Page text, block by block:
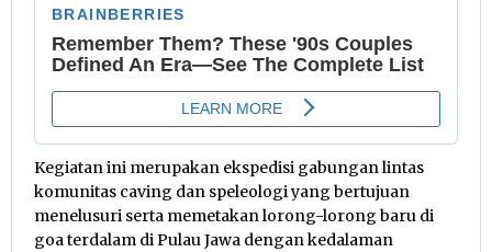
Kegiatan ini merupakan ekspedisi gabungan lintas
komunitas caving dan speleologi yang bertujuan
menelusuri serta memetakan lorong-lorong baru di
goa terdalam di Pulau Jawa dengan kedalaman